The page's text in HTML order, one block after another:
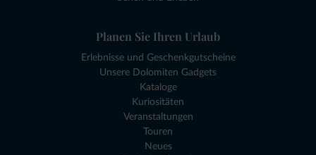
Planen Sie Ihren Urlaub
Erlebnisse und Geschenkgutscheine
Unsere Dolomiten Gadgets
Kataloge
Kuriositäten
Veranstaltungen
Touren
Neues